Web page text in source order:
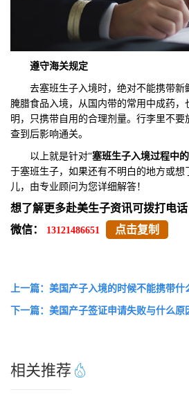
遵守海关规定
去塞班生子入境时，绝对不能携带新
腌腊食品入境，从国内带的常用中成药，
明，只携带自用的合理剂量。行李里不
查到后影响通关。
以上就是针对“塞班生子入境过程中
于塞班生子，如果还有不明白的地方或想
儿，由专业顾问为您详细解答！
想了解更多赴美生子资讯可拨打电话
微信：
13121486651 点击复制
上一篇：美国产子入境的时候不能携带什
下一篇：美国产子签证申请失败与什么原
相关推荐